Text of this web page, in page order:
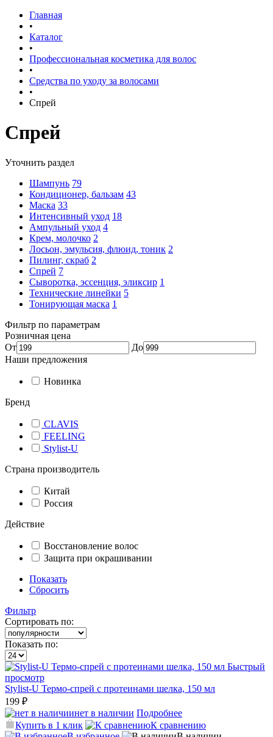
Главная
•
Каталог
•
Профессиональная косметика для волос
•
Средства по уходу за волосами
•
Спрей
Спрей
Уточнить раздел
Шампунь 79
Кондиционер, бальзам 43
Маска 33
Интенсивный уход 18
Ампульный уход 4
Крем, молочко 2
Лосьон, эмульсия, флюид, тоник 2
Пилинг, скраб 2
Спрей 7
Сыворотка, эссенция, эликсир 1
Технические линейки 5
Тонирующая маска 1
Фильтр по параметрам
Розничная цена
От
До
Наши предложения
Новинка
Бренд
CLAVIS
FEELING
Stylist-U
Страна производитель
Китай
Россия
Действие
Восстановление волос
Защита при окрашивании
Показать
Сбросить
Фильтр
Сортировать по:
Показать по:
Быстрый
просмотр
Stylist-U Термо-спрей с протеинами шелка, 150 мл
199 ₽
нет в наличии Подробнее
Купить в 1 клик
К сравнению